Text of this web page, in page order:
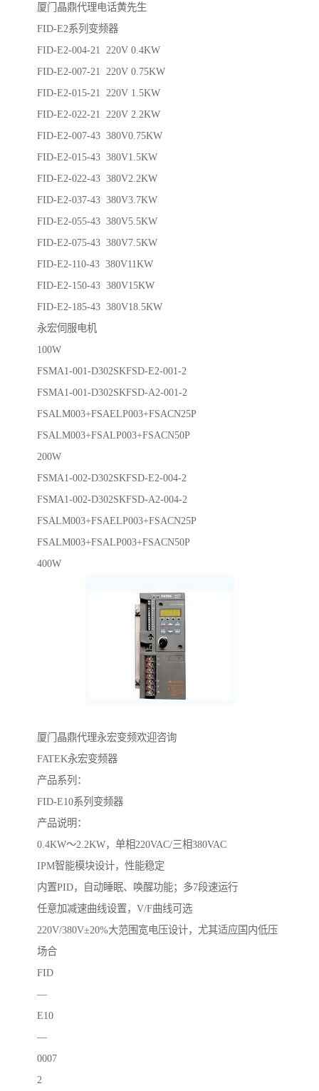
厦门晶鼎代理电话黄先生
FID-E2系列变频器
FID-E2-004-21 220V 0.4KW
FID-E2-007-21 220V 0.75KW
FID-E2-015-21 220V 1.5KW
FID-E2-022-21 220V 2.2KW
FID-E2-007-43 380V0.75KW
FID-E2-015-43 380V1.5KW
FID-E2-022-43 380V2.2KW
FID-E2-037-43 380V3.7KW
FID-E2-055-43 380V5.5KW
FID-E2-075-43 380V7.5KW
FID-E2-110-43 380V11KW
FID-E2-150-43 380V15KW
FID-E2-185-43 380V18.5KW
永宏伺服电机
100W
FSMA1-001-D302SKFSD-E2-001-2
FSMA1-001-D302SKFSD-A2-001-2
FSALM003+FSAELP003+FSACN25P
FSALM003+FSALP003+FSACN50P
200W
FSMA1-002-D302SKFSD-E2-004-2
FSMA1-002-D302SKFSD-A2-004-2
FSALM003+FSAELP003+FSACN25P
FSALM003+FSALP003+FSACN50P
400W
厦门晶鼎代理永宏变频欢迎咨询
FATEK永宏变频器
产品系列：
FID-E10系列变频器
产品说明：
0.4KW～2.2KW，单相220VAC/三相380VAC
IPM智能模块设计，性能稳定
内置PID，自动睡眠、唤醒功能；多7段速运行
任意加减速曲线设置，V/F曲线可选
220V/380V±20%大范围宽电压设计，尤其适应国内低压
场合
FID
—
E10
—
0007
2